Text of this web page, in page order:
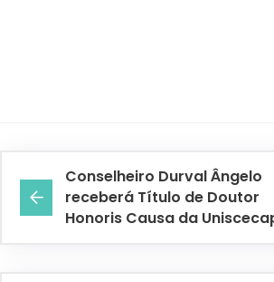
Conselheiro Durval Ângelo
receberá Título de Doutor
Honoris Causa da